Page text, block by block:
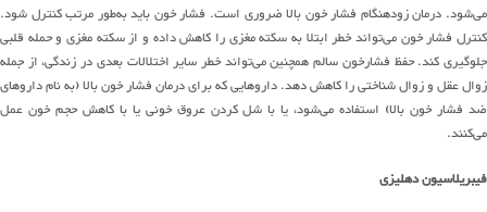
میشود. درمان زودهنگام فشار خون بالاضروری است. فشار خون بایدبهطورمرتب کنترل شود.
کنترل فشار خونمیتواندخطر ابتلا به سکته مغزی را کاهش داده و از سکته مغزی و حمله قلبی
جلوگیری کند.حفظ فشارخون سالم همچنین می‌تواندخطر سایر اختلالات بعدی در زندگی، از جمله
زوال عقل و زوال شناختی را کاهش دهد.داروهایی که برای درمان فشار خون بالا(به نام داروهای
ضد فشار خون بالا) استفاده میشود، یا با شل کردن عروق خونی یابا کاهش حجم خون عمل
میکنند.
فیبریلاسیون دهلیزی